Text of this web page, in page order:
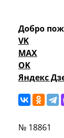
Добро
VK
MAX
OK
Яндекс
№ 18861